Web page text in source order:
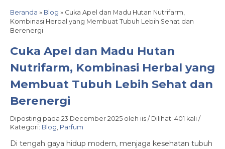
Beranda » Blog » Cuka Apel dan Madu Hutan Nutrifarm,
Kombinasi Herbal yang Membuat Tubuh Lebih Sehat dan
Berenergi
Cuka Apel dan Madu Hutan
Nutrifarm, Kombinasi Herbal yang
Membuat Tubuh Lebih Sehat dan
Berenergi
Diposting pada 23 December 2025 oleh iis / Dilihat: 401 kali /
Kategori: Blog, Parfum
Di tengah gaya hidup modern, menjaga kesehatan tubuh